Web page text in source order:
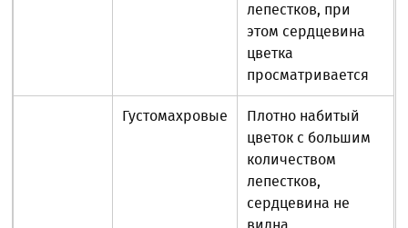
лепестков, при
этом сердцевина
цветка
просматривается
Густомахровые
Плотно набитый
цветок с большим
количеством
лепестков,
сердцевина не